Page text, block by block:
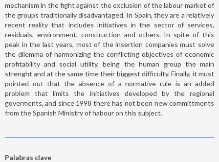
mechanism in the fight against the exclusion of the labour market of
the groups traditionally disadvantaged. In Spain, they are a relatively
recent reality that includes initiatives in the sector of services,
residuals, environment, construction and others. In spite of this
peak in the last years, most of the insertion companies must solve
the dilemma of harmonizing the conflicting objectives of economic
profitability and social utility, being the human group the main
strenght and at the same time their biggest difficulty. Finally, it must
pointed out that the absence of a normative rule is an added
problem that limits the initiatives developed by the regional
goverments, and since 1998 there has not been new committments
from the Spanish Ministry of habour on this subject.
Palabras clave